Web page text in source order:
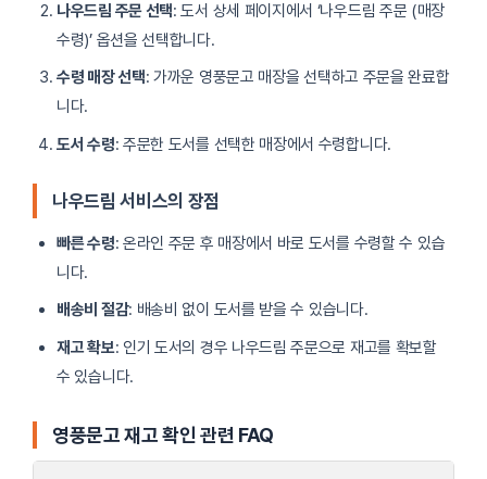
나우드림 주문 선택: 도서 상세 페이지에서 ‘나우드림 주문 (매장
수령)’ 옵션을 선택합니다.
수령 매장 선택: 가까운 영풍문고 매장을 선택하고 주문을 완료합
니다.
도서 수령: 주문한 도서를 선택한 매장에서 수령합니다.
나우드림 서비스의 장점
빠른 수령: 온라인 주문 후 매장에서 바로 도서를 수령할 수 있습
니다.
배송비 절감: 배송비 없이 도서를 받을 수 있습니다.
재고 확보: 인기 도서의 경우 나우드림 주문으로 재고를 확보할
수 있습니다.
영풍문고 재고 확인 관련 FAQ